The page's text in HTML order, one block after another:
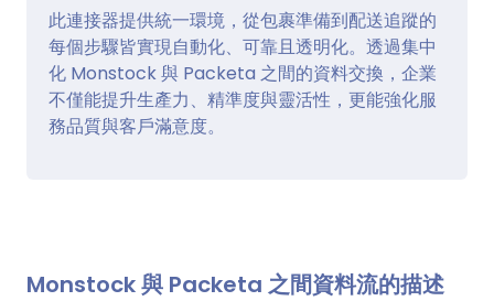
此連接器提供統一環境，從包裹準備到配送追蹤的
每個步驟皆實現自動化、可靠且透明化。透過集中
化 Monstock 與 Packeta 之間的資料交換，企業
不僅能提升生產力、精準度與靈活性，更能強化服
務品質與客戶滿意度。
Monstock 與 Packeta 之間資料流的描述